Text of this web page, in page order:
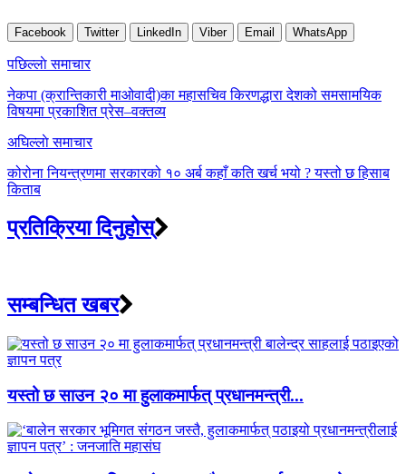
Facebook Twitter LinkedIn Viber Email WhatsApp
Post
navigation
पछिल्लाे समाचार
नेकपा (क्रान्तिकारी माओवादी)का महासचिव किरणद्धारा देशको समसामयिक
विषयमा प्रकाशित प्रेस–वक्तव्य
अघिल्लाे समाचार
कोरोना नियन्त्रणमा सरकारको १० अर्ब कहाँ कति खर्च भयो ? यस्तो छ हिसाब
किताब
प्रतिक्रिया दिनुहोस्
सम्बन्धित खबर
यस्तो छ साउन २० मा हुलाकमार्फत् प्रधानमन्त्री...